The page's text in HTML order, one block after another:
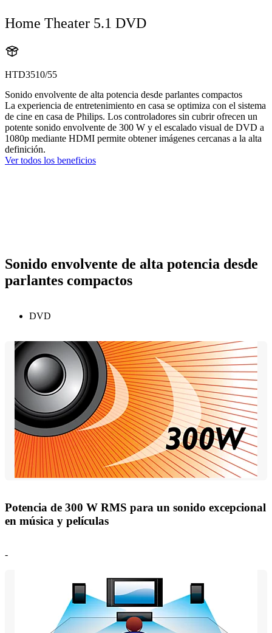
Home Theater 5.1 DVD
HTD3510/55
Sonido envolvente de alta potencia desde parlantes compactos
La experiencia de entretenimiento en casa se optimiza con el sistema
de cine en casa de Philips. Los controladores sin cubrir ofrecen un
potente sonido envolvente de 300 W y el escalado visual de DVD a
1080p mediante HDMI permite obtener imágenes cercanas a la alta
definición.
Ver todos los beneficios
Sonido envolvente de alta potencia desde
parlantes compactos
DVD
Potencia de 300 W RMS para un sonido excepcional
en música y películas
-